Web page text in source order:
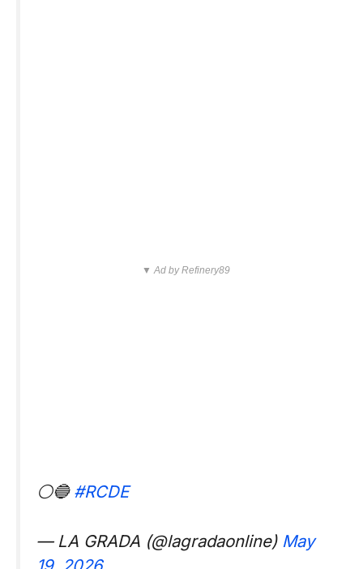
▼ Ad by Refinery89
⚪🔵 #RCDE
— LA GRADA (@lagradaonline) May